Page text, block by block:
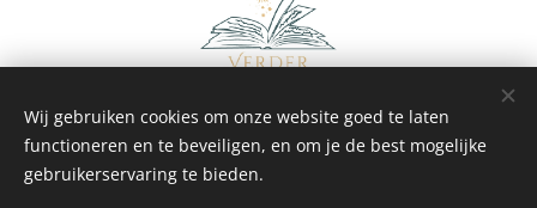
Verder Vertellen - poppentheater, verhalen, poppenkast &
Wij gebruiken cookies om onze website goed te laten
functioneren en te beveiligen, en om je de best mogelijke
gebruikerservaring te bieden.